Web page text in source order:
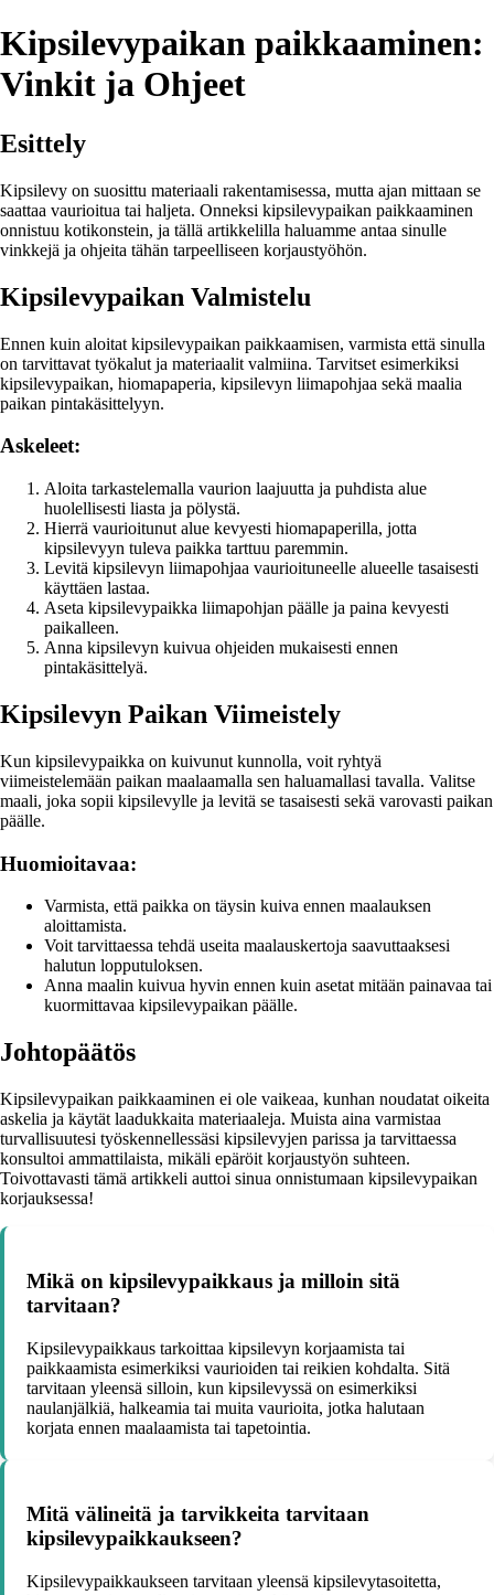
Kipsilevypaikan paikkaaminen:
Vinkit ja Ohjeet
Esittely
Kipsilevy on suosittu materiaali rakentamisessa, mutta ajan mittaan se
saattaa vaurioitua tai haljeta. Onneksi kipsilevypaikan paikkaaminen
onnistuu kotikonstein, ja tällä artikkelilla haluamme antaa sinulle
vinkkejä ja ohjeita tähän tarpeelliseen korjaustyöhön.
Kipsilevypaikan Valmistelu
Ennen kuin aloitat kipsilevypaikan paikkaamisen, varmista että sinulla
on tarvittavat työkalut ja materiaalit valmiina. Tarvitset esimerkiksi
kipsilevypaikan, hiomapaperia, kipsilevyn liimapohjaa sekä maalia
paikan pintakäsittelyyn.
Askeleet:
Aloita tarkastelemalla vaurion laajuutta ja puhdista alue
huolellisesti liasta ja pölystä.
Hierrä vaurioitunut alue kevyesti hiomapaperilla, jotta
kipsilevyyn tuleva paikka tarttuu paremmin.
Levitä kipsilevyn liimapohjaa vaurioituneelle alueelle tasaisesti
käyttäen lastaa.
Aseta kipsilevypaikka liimapohjan päälle ja paina kevyesti
paikalleen.
Anna kipsilevyn kuivua ohjeiden mukaisesti ennen
pintakäsittelyä.
Kipsilevyn Paikan Viimeistely
Kun kipsilevypaikka on kuivunut kunnolla, voit ryhtyä
viimeistelemään paikan maalaamalla sen haluamallasi tavalla. Valitse
maali, joka sopii kipsilevylle ja levitä se tasaisesti sekä varovasti paikan
päälle.
Huomioitavaa:
Varmista, että paikka on täysin kuiva ennen maalauksen
aloittamista.
Voit tarvittaessa tehdä useita maalauskertoja saavuttaaksesi
halutun lopputuloksen.
Anna maalin kuivua hyvin ennen kuin asetat mitään painavaa tai
kuormittavaa kipsilevypaikan päälle.
Johtopäätös
Kipsilevypaikan paikkaaminen ei ole vaikeaa, kunhan noudatat oikeita
askelia ja käytät laadukkaita materiaaleja. Muista aina varmistaa
turvallisuutesi työskennellessäsi kipsilevyjen parissa ja tarvittaessa
konsultoi ammattilaista, mikäli epäröit korjaustyön suhteen.
Toivottavasti tämä artikkeli auttoi sinua onnistumaan kipsilevypaikan
korjauksessa!
Mikä on kipsilevypaikkaus ja milloin sitä
tarvitaan?
Kipsilevypaikkaus tarkoittaa kipsilevyn korjaamista tai
paikkaamista esimerkiksi vaurioiden tai reikien kohdalta. Sitä
tarvitaan yleensä silloin, kun kipsilevyssä on esimerkiksi
naulanjälkiä, halkeamia tai muita vaurioita, jotka halutaan
korjata ennen maalaamista tai tapetointia.
Mitä välineitä ja tarvikkeita tarvitaan
kipsilevypaikkaukseen?
Kipsilevypaikkaukseen tarvitaan yleensä kipsilevytasoitetta,